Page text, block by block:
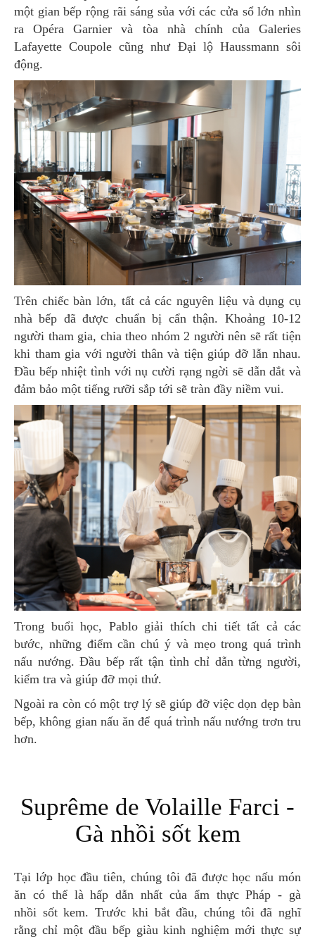
một gian bếp rộng rãi sáng sủa với các cửa sổ lớn nhìn
ra Opéra Garnier và tòa nhà chính của Galeries
Lafayette Coupole cũng như Đại lộ Haussmann sôi
động.
Trên chiếc bàn lớn, tất cả các nguyên liệu và dụng cụ
nhà bếp đã được chuẩn bị cẩn thận. Khoảng 10-12
người tham gia, chia theo nhóm 2 người nên sẽ rất tiện
khi tham gia với người thân và tiện giúp đỡ lẫn nhau.
Đầu bếp nhiệt tình với nụ cười rạng ngời sẽ dẫn dắt và
đảm bảo một tiếng rưỡi sắp tới sẽ tràn đầy niềm vui.
Trong buổi học, Pablo giải thích chi tiết tất cả các
bước, những điểm cần chú ý và mẹo trong quá trình
nấu nướng. Đầu bếp rất tận tình chỉ dẫn từng người,
kiểm tra và giúp đỡ mọi thứ.
Ngoài ra còn có một trợ lý sẽ giúp đỡ việc dọn dẹp bàn
bếp, không gian nấu ăn để quá trình nấu nướng trơn tru
hơn.
Suprême de Volaille Farci -
Gà nhồi sốt kem
Tại lớp học đầu tiên, chúng tôi đã được học nấu món
ăn có thể là hấp dẫn nhất của ẩm thực Pháp - gà
nhồi sốt kem. Trước khi bắt đầu, chúng tôi đã nghĩ
rằng chỉ một đầu bếp giàu kinh nghiệm mới thực sự